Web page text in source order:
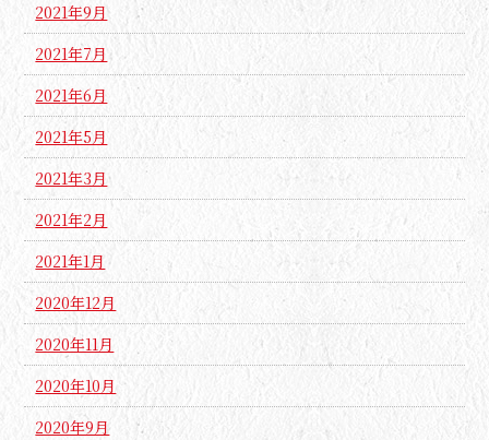
2021年9月
2021年7月
2021年6月
2021年5月
2021年3月
2021年2月
2021年1月
2020年12月
2020年11月
2020年10月
2020年9月